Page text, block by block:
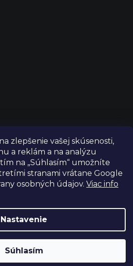
zlepšenie vašej skúsenosti,
a reklám a na analýzu
na „Súhlasím“ umožníte
stranami vrátane Google
osobných údajov. Viac info
Nastavenie
Súhlasím
Vytvoril Shoptet
. Všetky práva vyhradené.
nastavenie cookies